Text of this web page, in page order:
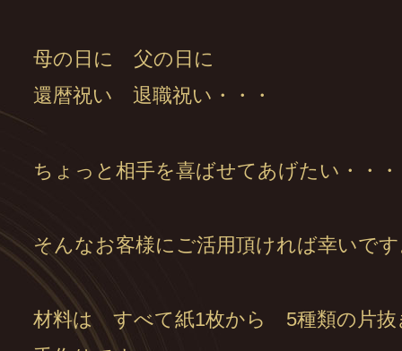
母の日に 父の日に
還暦祝い 退職祝い・・・
ちょっと相手を喜ばせてあげたい・・・
そんなお客様にご活用頂ければ幸いです
材料は すべて紙1枚から 5種類の片抜